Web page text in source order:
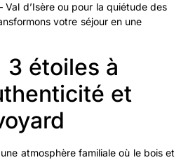
Val d’Isère ou pour la quiétude des
votre séjour en une
3 étoiles à
et
atmosphère familiale où le bois et